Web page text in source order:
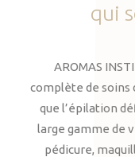
qui
AROMAS
complète de soins
que l’épilation
large gamme de
pédicure,